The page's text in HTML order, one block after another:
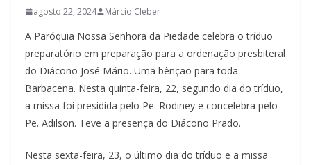
agosto 22, 2024 Márcio Cleber
A Paróquia Nossa Senhora da Piedade celebra o tríduo
preparatório em preparação para a ordenação presbiteral
do Diácono José Mário. Uma bênção para toda
Barbacena. Nesta quinta-feira, 22, segundo dia do tríduo,
a missa foi presidida pelo Pe. Rodiney e concelebra pelo
Pe. Adilson. Teve a presença do Diácono Prado.
Nesta sexta-feira, 23, o último dia do tríduo e a missa